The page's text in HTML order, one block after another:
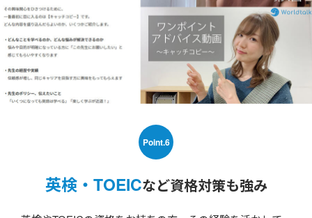
Point.6
英検・TOEICなど資格対策も強み